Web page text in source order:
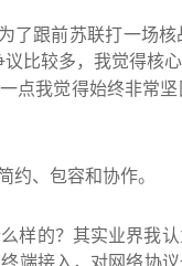
了跟前苏联打一场
比较多，我觉得核
点我觉得始终非常
约、包容和协作。
样的？其实业界我
端接入，对网络协